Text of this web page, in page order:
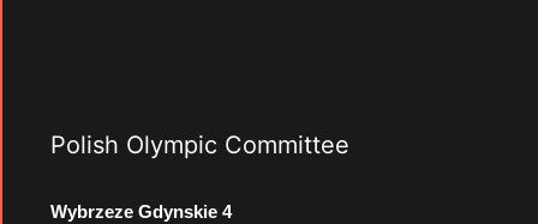
Polish Olympic Committee
Wybrzeze Gdynskie 4